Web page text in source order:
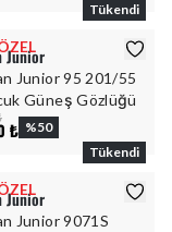
Tükendi
Junior
Junior 95 201/55
Güneş Gözlüğü
₺ %50
Tükendi
Junior
Junior 9071S